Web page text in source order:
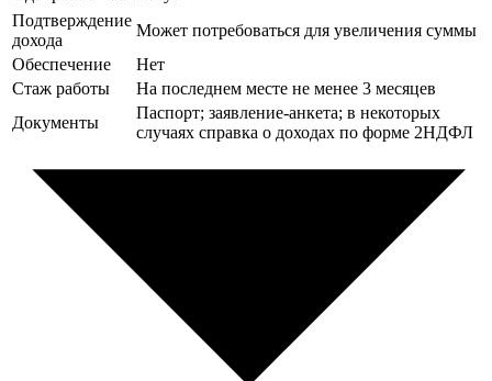
Подтверждение
дохода
Может потребоваться для увеличения суммы
Обеспечение
Нет
Стаж работы
На последнем месте не менее 3 месяцев
Документы
Паспорт; заявление-анкета; в некоторых
случаях справка о доходах по форме 2НДФЛ